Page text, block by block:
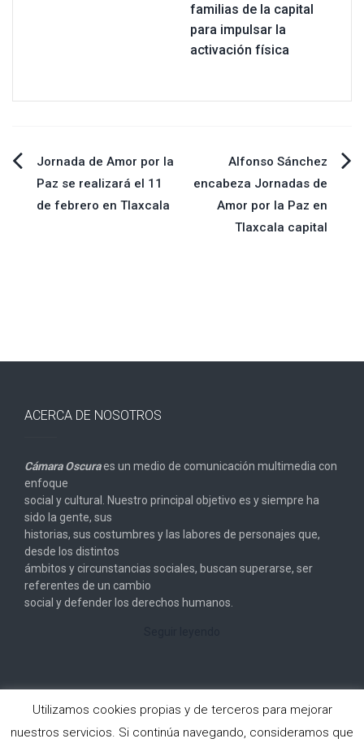
familias de la capital
para impulsar la
activación física
Navegación
de
Jornada de Amor por la
Paz se realizará el 11
de febrero en Tlaxcala
Alfonso Sánchez
encabeza Jornadas de
Amor por la Paz en
Tlaxcala capital
ACERCA DE NOSOTROS
Cámara Oscuraes un medio de comunicación multimedia con
enfoque
social y cultural. Nuestro principal objetivo es y siempre ha
sido la gente, sus
historias, sus costumbres y las labores de personajes que,
desde los distintos
ámbitos y circunstancias sociales, buscan superarse, ser
referentes de un cambio
social y defender los derechos humanos.
Copyright © 2026Cámara Oscura. All rights reserved.
Utilizamos cookies propias y de terceros para mejorar
nuestros servicios. Si continúa navegando, consideramos que